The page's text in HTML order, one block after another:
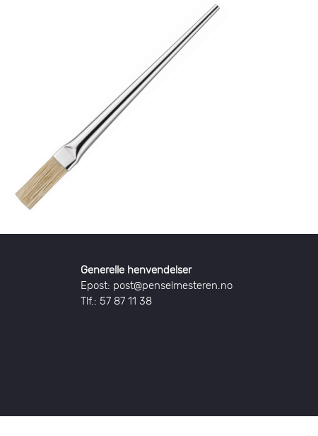
Generelle henvendelser
Epost: post@penselmesteren.no
Tlf.: 57 87 11 38